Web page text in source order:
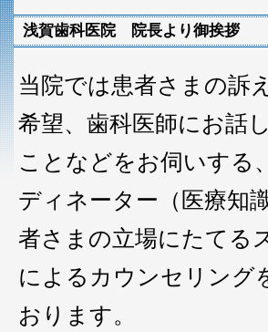
浅賀歯科医院 院長より御挨拶
当院では患者さまの訴
希望、歯科医師にお話
ことなどをお伺いする
ディネーター（医療知
者さまの立場にたてる
によるカウンセリング
おります。